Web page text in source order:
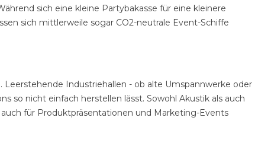
sich eine kleine Partybakasse für eine kleinere
sich mittlerweile sogar CO2-neutrale Event-Schiffe
Industriehallen - ob alte Umspannwerke oder
so nicht einfach herstellen lässt. Sowohl Akustik als auch
für Produktpräsentationen und Marketing-Events